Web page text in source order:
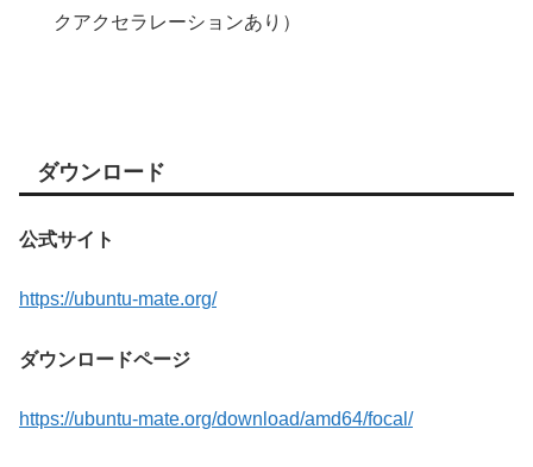
クアクセラレーションあり）
ダウンロード
公式サイト
https://ubuntu-mate.org/
ダウンロードページ
https://ubuntu-mate.org/download/amd64/focal/